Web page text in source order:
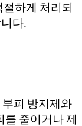
하게 처리되
다.
피 방지제와
줄이거나 제